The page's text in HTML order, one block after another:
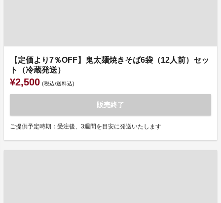
【定価より7％OFF】鬼太麺焼きそば6袋（12人前）セッ
ト（冷蔵発送）
¥2,500 (税込/送料込)
販売終了
ご提供予定時期：受注後、3週間を目安に発送いたします